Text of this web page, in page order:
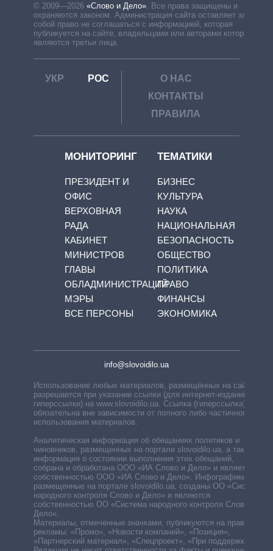
© 2009—2026 «Слово и Дело»
Все права защищены и
охраняются законом. Администрация сайта оставляет за
собой право не соглашаться с информацией, которая
публикуется на сайте, владельцами или авторами которой
являются третьи лица.
УКР РОС
О НАС
КОНТАКТЫ
ПРАВИЛА
МОНИТОРИНГ
ПРЕЗИДЕНТ И
ОФИС
ВЕРХОВНАЯ
РАДА
КАБИНЕТ
МИНИСТРОВ
ГЛАВЫ
ОБЛАДМИНИСТРАЦИЙ
МЭРЫ
ВСЕ ПЕРСОНЫ
ТЕМАТИКИ
БИЗНЕС
КУЛЬТУРА
НАУКА
НАЦИОНАЛЬНАЯ
БЕЗОПАСНОСТЬ
ОБЩЕСТВО
ПОЛИТИКА
ПРАВО
ФИНАНСЫ
ЭКОНОМИКА
info@slovoidilo.ua
Использование любых материалов, размещённых на сайте,
разрешается при указании ссылки (для интернет-изданий —
гиперссылки) на www.slovoidilo.ua. Ссылка (гиперссылка)
обязательна вне зависимости от полного либо частичного
использования материалов.
Аналитическая информация об обещаниях политиков и
чиновников, размещенных на портале slovoidilo.ua, а также
информация о состоянии выполнения этих обещаний,
собрана и обработана ООО «ИА Слово и Дело» и является
собственностью ООО «ИА Слово и Дело». Инфографики,
размещенные на портале slovoidilo.ua, созданы ОО «Система
народного контроля Слово и Дело» и являются
собственностью ОО «Система народного контроля Слово и
Дело».
Материалы, отмеченные значками, публикуются на правах
рекламы: «Промо», «Новости компаний», «Позиция»,
«Партнерский материал», «Спецпроект», «При поддержке».